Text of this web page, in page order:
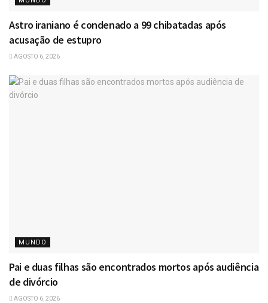
Astro iraniano é condenado a 99 chibatadas após
acusação de estupro
AGOSTO 6, 2026
MUNDO
Pai e duas filhas são encontrados mortos após audiência
de divórcio
AGOSTO 6, 2026